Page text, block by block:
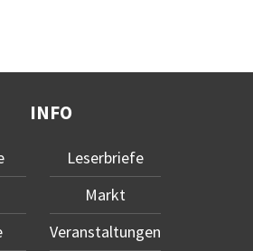
INFO
Leserbriefe
Markt
Veranstaltungen